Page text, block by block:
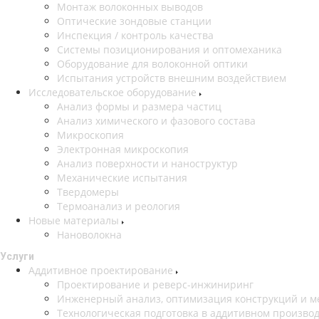
Монтаж волоконных выводов
Оптические зондовые станции
Инспекция / контроль качества
Системы позиционирования и оптомеханика
Оборудование для волоконной оптики
Испытания устройств внешним воздействием
Исследовательское оборудование
Анализ формы и размера частиц
Анализ химического и фазового состава
Микроскопия
Электронная микроскопия
Анализ поверхности и наноструктур
Механические испытания
Твердомеры
Термоанализ и реология
Новые материалы
Нановолокна
Услуги
Аддитивное проектирование
Проектирование и реверс-инжиниринг
Инженерный анализ, оптимизация конструкций и
Технологическая подготовка в аддитивном